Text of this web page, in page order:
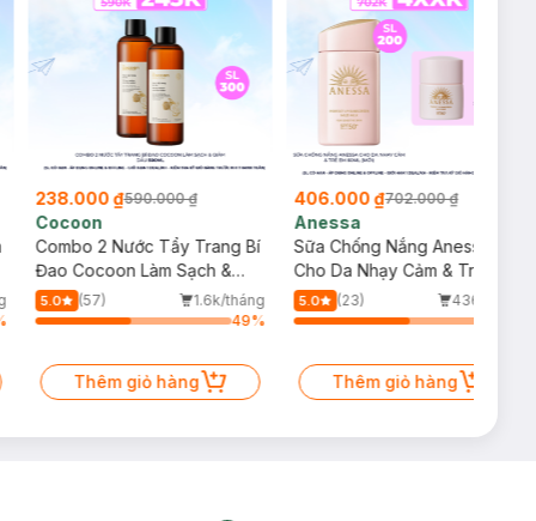
238.000 ₫590.000 ₫
Cocoon
Combo 2 Nước Tẩy Trang Bí
Đao Cocoon Làm Sạch &
Giảm Dầu 500ml
5.0 (57)
1.6k/tháng
49%
Thêm giỏ hàng
406.000 ₫702.000 ₫
Anessa
Sữa Chống Nắng Anessa
Cho Da Nhạy Cảm & Trẻ Em
60ml (Mới)
5.0 (23)
436/tháng
Thêm giỏ hàng